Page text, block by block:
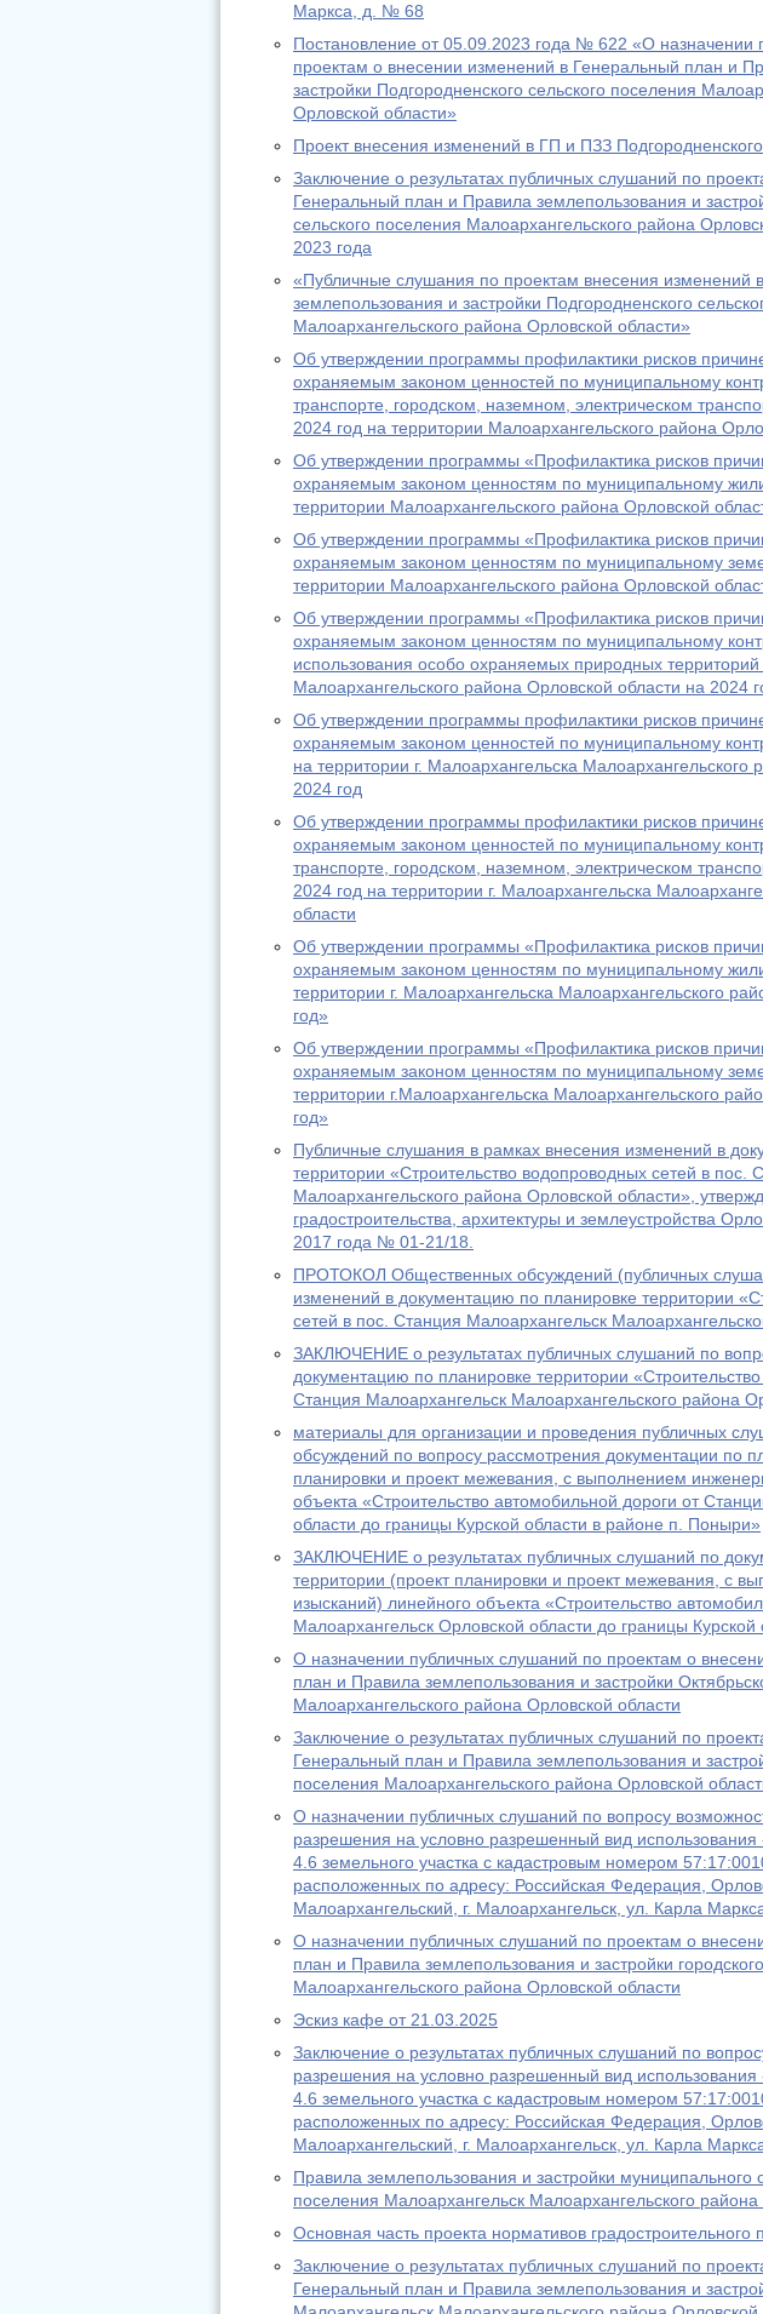
Маркса, д. № 68
Постановление от 05.09.2023 года № 622 «О назначении
проектам о внесении изменений в Генеральный план и
застройки Подгородненского сельского поселения
Орловской области»
Проект внесения изменений в ГП и ПЗЗ
Заключение о результатах публичных слушаний по
Генеральный план и Правила землепользования и
сельского поселения Малоархангельского района
2023 года
«Публичные слушания по проектам внесения изменений
землепользования и застройки Подгородненского
Малоархангельского района Орловской области»
Об утверждении программы профилактики рисков
охраняемым законом ценностей по муниципальному
транспорте, городском, наземном, электрическом
2024 год на территории Малоархангельского района
Об утверждении программы «Профилактика рисков
охраняемым законом ценностям по муниципальному
территории Малоархангельского района Орловской
Об утверждении программы «Профилактика рисков
охраняемым законом ценностям по муниципальному
территории Малоархангельского района Орловской
Об утверждении программы «Профилактика рисков
охраняемым законом ценностям по муниципальному
использования особо охраняемых природных территорий
Малоархангельского района Орловской области на 2024
Об утверждении программы профилактики рисков
охраняемым законом ценностей по муниципальному
на территории г. Малоархангельска Малоархангельского
2024 год
Об утверждении программы профилактики рисков
охраняемым законом ценностей по муниципальному
транспорте, городском, наземном, электрическом
2024 год на территории г. Малоархангельска
области
Об утверждении программы «Профилактика рисков
охраняемым законом ценностям по муниципальному
территории г. Малоархангельска Малоархангельского
год»
Об утверждении программы «Профилактика рисков
охраняемым законом ценностям по муниципальному
территории г.Малоархангельска Малоархангельского
год»
Публичные слушания в рамках внесения изменений в
территории «Строительство водопроводных сетей в пос.
Малоархангельского района Орловской области»,
градостроительства, архитектуры и землеустройства
2017 года № 01-21/18.
ПРОТОКОЛ Общественных обсуждений (публичных
изменений в документацию по планировке территории
сетей в пос. Станция Малоархангельск
ЗАКЛЮЧЕНИЕ o результатах публичных слушаний по
документацию по планировке территории
Станция Малоархангельск Малоархангельского района
материалы для организации и проведения публичных
обсуждений по вопросу рассмотрения документации по
планировки и проект межевания, с выполнением
объекта «Строительство автомобильной дороги от
области до границы Курской области в районе п. Поныри»
ЗАКЛЮЧЕНИЕ о результатах публичных слушаний по
территории (проект планировки и проект межевания, с
изысканий) линейного объекта «Строительство
Малоархангельск Орловской области до границы
О назначении публичных слушаний по проектам о
план и Правила землепользования и застройки
Малоархангельского района Орловской области
Заключение о результатах публичных слушаний по
Генеральный план и Правила землепользования и
поселения Малоархангельского района Орловской
О назначении публичных слушаний по вопросу
разрешения на условно разрешенный вид
4.6 земельного участка с кадастровым номером
расположенных по адресу: Российская Федерация,
Малоархангельский, г. Малоархангельск, ул. Карла
О назначении публичных слушаний по проектам о
план и Правила землепользования и застройки
Малоархангельского района Орловской области
Эскиз кафе от 21.03.2025
Заключение о результатах публичных слушаний по
разрешения на условно разрешенный вид
4.6 земельного участка с кадастровым номером
расположенных по адресу: Российская Федерация,
Малоархангельский, г. Малоархангельск, ул. Карла
Правила землепользования и застройки муниципального
поселения Малоархангельск Малоархангельского
Основная часть проекта нормативов градостроительного
Заключение о результатах публичных слушаний по
Генеральный план и Правила землепользования и